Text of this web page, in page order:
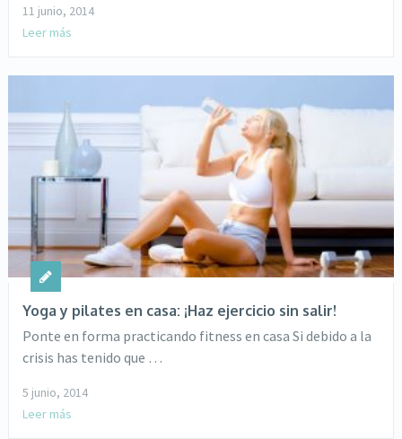
11 junio, 2014
Leer más
Yoga y pilates en casa: ¡Haz ejercicio sin salir!
Ponte en forma practicando fitness en casa Si debido a la
crisis has tenido que …
5 junio, 2014
Leer más